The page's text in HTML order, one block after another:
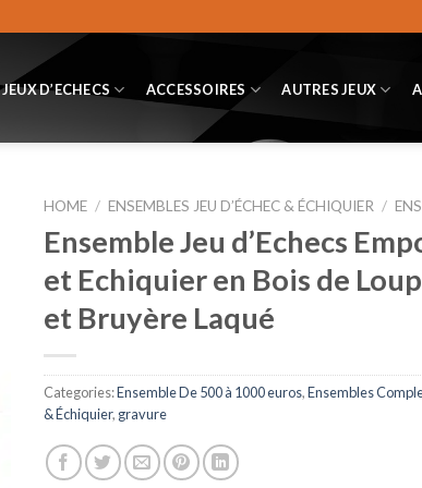
JEUX D’ECHECS ACCESSOIRES AUTRES JEUX
HOME / ENSEMBLES JEU D’ÉCHEC & ÉCHIQUIER /
Ensemble Jeu d’Echecs
et Echiquier en Bois de
et Bruyère Laqué
Categories:Ensemble De 500 à 1000 euros,Ensembles
& Échiquier, gravure